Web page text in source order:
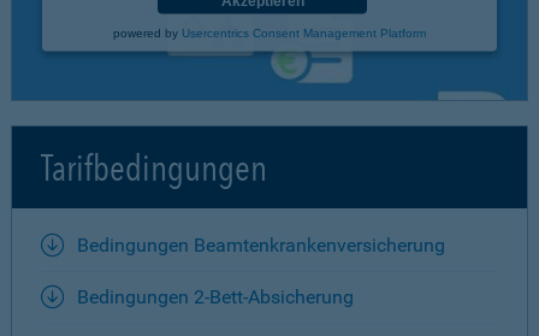
powered by Usercentrics Consent Management Platform
Tarifbedingungen
Bedingungen Beamtenkrankenversicherung
Bedingungen 2-Bett-Absicherung